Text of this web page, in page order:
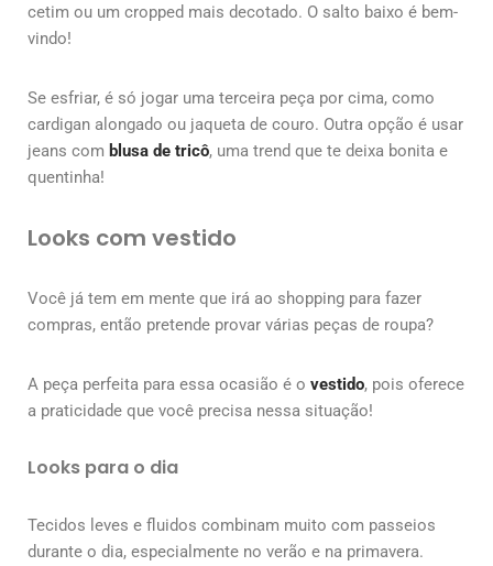
cetim ou um cropped mais decotado. O salto baixo é bem-
vindo!
Se esfriar, é só jogar uma terceira peça por cima, como
cardigan alongado ou jaqueta de couro. Outra opção é usar
jeans com blusa de tricô, uma trend que te deixa bonita e
quentinha!
Looks com vestido
Você já tem em mente que irá ao shopping para fazer
compras, então pretende provar várias peças de roupa?
A peça perfeita para essa ocasião é o vestido, pois oferece
a praticidade que você precisa nessa situação!
Looks para o dia
Tecidos leves e fluidos combinam muito com passeios
durante o dia, especialmente no verão e na primavera.